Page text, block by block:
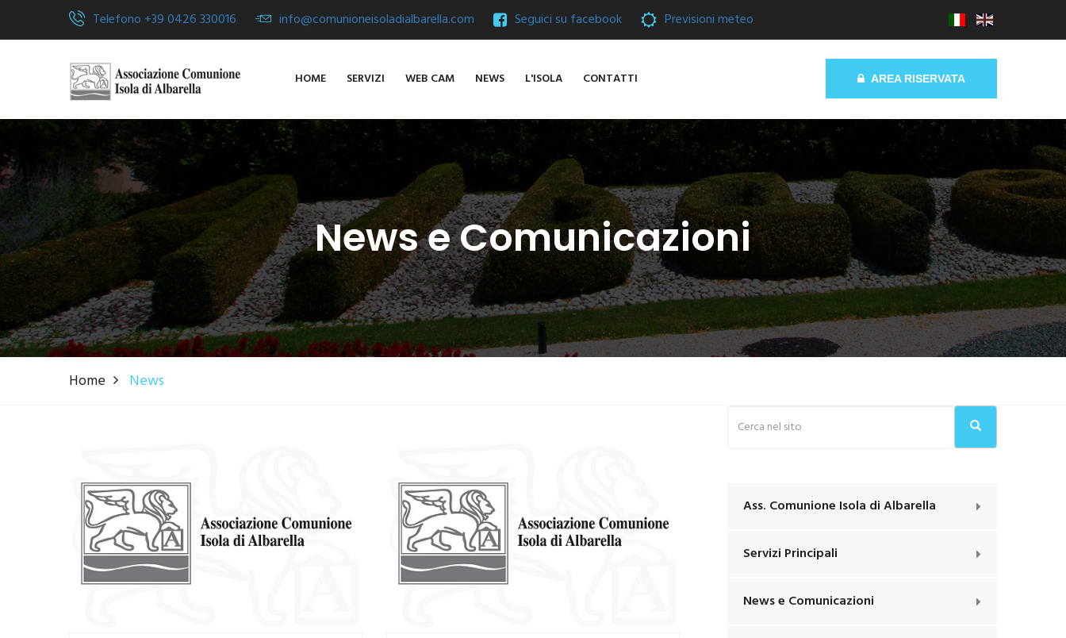
Telefono +39 0426 330016 info@comunioneisoladialbarella.com Seguici su facebook Previsioni meteo
HOME SERVIZI WEB CAM NEWS L'ISOLA CONTATTI AREA RISERVATA
News e Comunicazioni
Home News
Ass. Comunione Isola di Albarella
Servizi Principali
News e Comunicazioni